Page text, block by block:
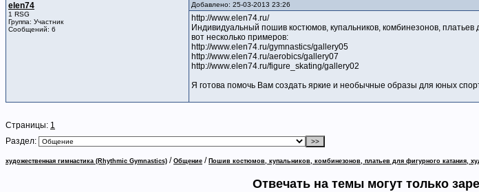
elen74
1 RSG
Группа: Участник
Сообщений: 6
Добавлено: 25-03-2013 23:26
http://www.elen74.ru/
Индивидуальный пошив костюмов, купальников, комбинезонов,
вот несколько примеров:
http://www.elen74.ru/gymnastics/gallery05
http://www.elen74.ru/aerobics/gallery07
http://www.elen74.ru/figure_skating/gallery02
Я готова помочь Вам создать яркие и необычные образы для юных
Страницы: 1
Раздел:
художественная гимнастика (Rhythmic Gymnastics) / Общение / Пошив костюмов, купальников, комбинезонов, платьев для фигурного катания,
Отвечать на темы могут только